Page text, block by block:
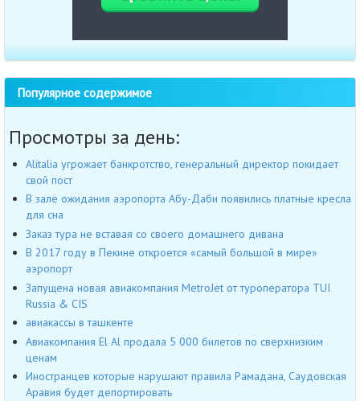
Популярное содержимое
Просмотры за день:
Alitalia угрожает банкротство, генеральный директор покидает
свой пост
В зале ожидания аэропорта Абу-Даби появились платные кресла
для сна
Заказ тура не вставая со своего домашнего дивана
В 2017 году в Пекине откроется «самый большой в мире»
аэропорт
Запущена новая авиакомпания MetroJet от туроператора TUI
Russia & CIS
авиакассы в ташкенте
Авиакомпания El Al продала 5 000 билетов по сверхнизким
ценам
Иностранцев которые нарушают правила Рамадана, Саудовская
Аравия будет депортировать